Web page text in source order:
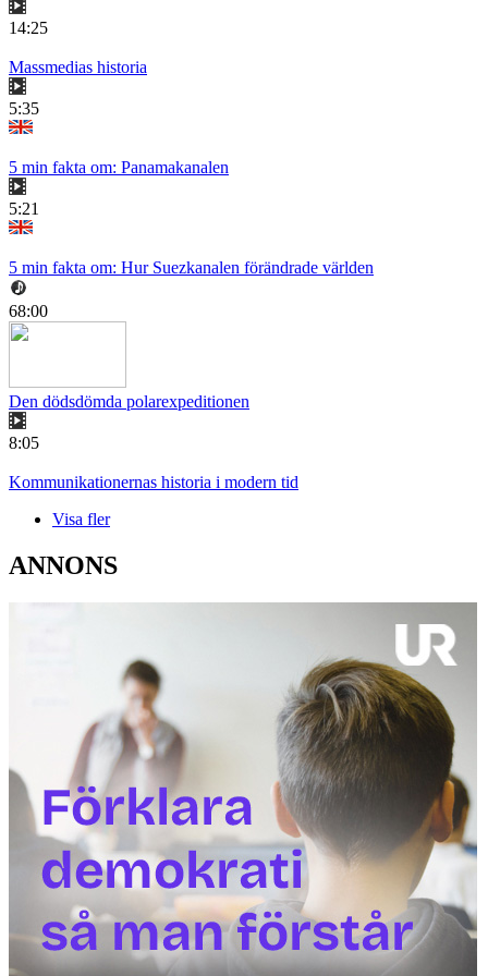
14:25
Massmedias historia
5:35
5 min fakta om: Panamakanalen
5:21
5 min fakta om: Hur Suezkanalen förändrade världen
68:00
Den dödsdömda polarexpeditionen
8:05
Kommunikationernas historia i modern tid
Visa fler
ANNONS